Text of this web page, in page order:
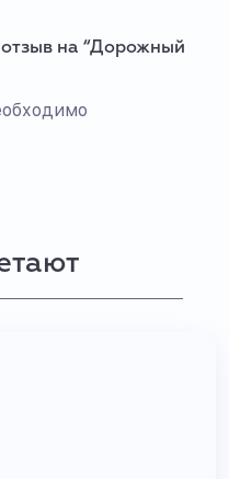
отзыв на “Дорожный